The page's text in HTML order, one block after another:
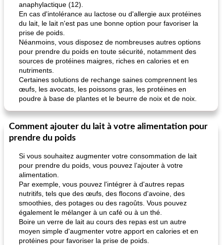
anaphylactique (12).
En cas d'intolérance au lactose ou d'allergie aux protéines
du lait, le lait n'est pas une bonne option pour favoriser la
prise de poids.
Néanmoins, vous disposez de nombreuses autres options
pour prendre du poids en toute sécurité, notamment des
sources de protéines maigres, riches en calories et en
nutriments.
Certaines solutions de rechange saines comprennent les
œufs, les avocats, les poissons gras, les protéines en
poudre à base de plantes et le beurre de noix et de noix.
Comment ajouter du lait à votre alimentation pour
prendre du poids
Si vous souhaitez augmenter votre consommation de lait
pour prendre du poids, vous pouvez l’ajouter à votre
alimentation.
Par exemple, vous pouvez l'intégrer à d'autres repas
nutritifs, tels que des œufs, des flocons d'avoine, des
smoothies, des potages ou des ragoûts. Vous pouvez
également le mélanger à un café ou à un thé.
Boire un verre de lait au cours des repas est un autre
moyen simple d'augmenter votre apport en calories et en
protéines pour favoriser la prise de poids.